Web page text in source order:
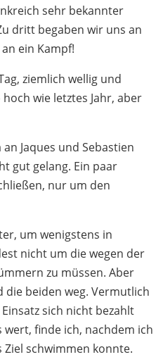
sehr bekannter
dritt begaben wir uns an
ein Kampf!
ziemlich wellig und
wie letztes Jahr, aber
Jaques und Sebastien
gut gelang. Ein paar
nur um den
um wenigstens in
nicht um die wegen der
zu müssen. Aber
die beiden weg. Vermutlich
sich nicht bezahlt
wert, finde ich, nachdem ich
schwimmen konnte.